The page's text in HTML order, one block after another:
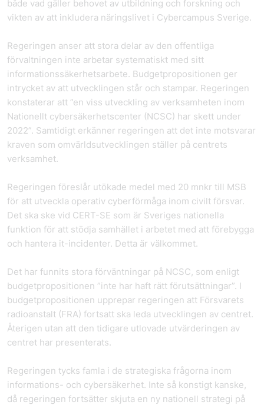
både vad gäller behovet av utbildning och forskning och
vikten av att inkludera näringslivet i Cybercampus Sverige.
Regeringen anser att stora delar av den offentliga
förvaltningen inte arbetar systematiskt med sitt
informationssäkerhetsarbete. Budgetpropositionen ger
intrycket av att utvecklingen står och stampar. Regeringen
konstaterar att ”en viss utveckling av verksamheten inom
Nationellt cybersäkerhetscenter (NCSC) har skett under
2022”. Samtidigt erkänner regeringen att det inte motsvarar
kraven som omvärldsutvecklingen ställer på centrets
verksamhet.
Regeringen föreslår utökade medel med 20 mnkr till MSB
för att utveckla operativ cyberförmåga inom civilt försvar.
Det ska ske vid CERT-SE som är Sveriges nationella
funktion för att stödja samhället i arbetet med att förebygga
och hantera it-incidenter. Detta är välkommet.
Det har funnits stora förväntningar på NCSC, som enligt
budgetpropositionen ”inte har haft rätt förutsättningar”. I
budgetpropositionen upprepar regeringen att Försvarets
radioanstalt (FRA) fortsatt ska leda utvecklingen av centret.
Återigen utan att den tidigare utlovade utvärderingen av
centret har presenterats.
Regeringen tycks famla i de strategiska frågorna inom
informations- och cybersäkerhet. Inte så konstigt kanske,
då regeringen fortsätter skjuta en ny nationell strategi på